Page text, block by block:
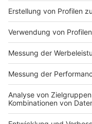
Impressum
Nutzungsbedingungen
Jobs